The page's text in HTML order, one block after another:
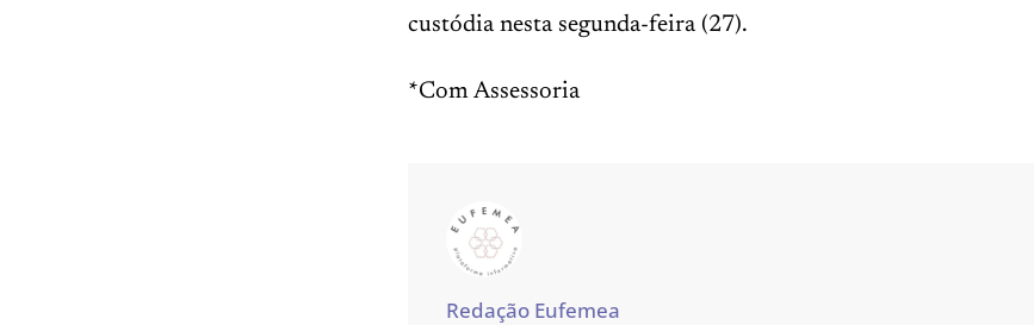
custódia nesta segunda-feira (27).
*Com Assessoria
Redação Eufemea